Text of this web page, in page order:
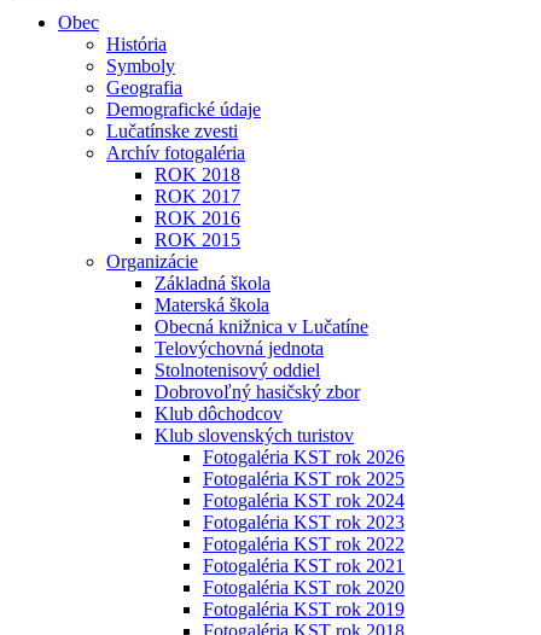
Obec
História
Symboly
Geografia
Demografické údaje
Lučatínske zvesti
Archív fotogaléria
ROK 2018
ROK 2017
ROK 2016
ROK 2015
Organizácie
Základná škola
Materská škola
Obecná knižnica v Lučatíne
Telovýchovná jednota
Stolnotenisový oddiel
Dobrovoľný hasičský zbor
Klub dôchodcov
Klub slovenských turistov
Fotogaléria KST rok 2026
Fotogaléria KST rok 2025
Fotogaléria KST rok 2024
Fotogaléria KST rok 2023
Fotogaléria KST rok 2022
Fotogaléria KST rok 2021
Fotogaléria KST rok 2020
Fotogaléria KST rok 2019
Fotogaléria KST rok 2018